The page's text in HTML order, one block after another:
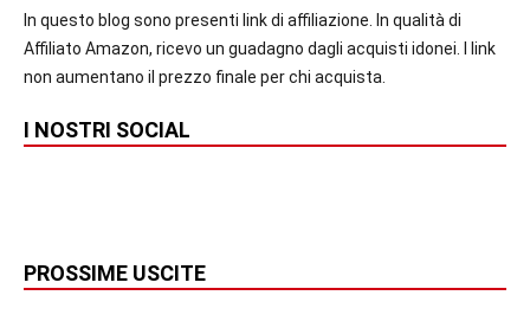
In questo blog sono presenti link di affiliazione. In qualità di
Affiliato Amazon, ricevo un guadagno dagli acquisti idonei. I link
non aumentano il prezzo finale per chi acquista.
I NOSTRI SOCIAL
PROSSIME USCITE